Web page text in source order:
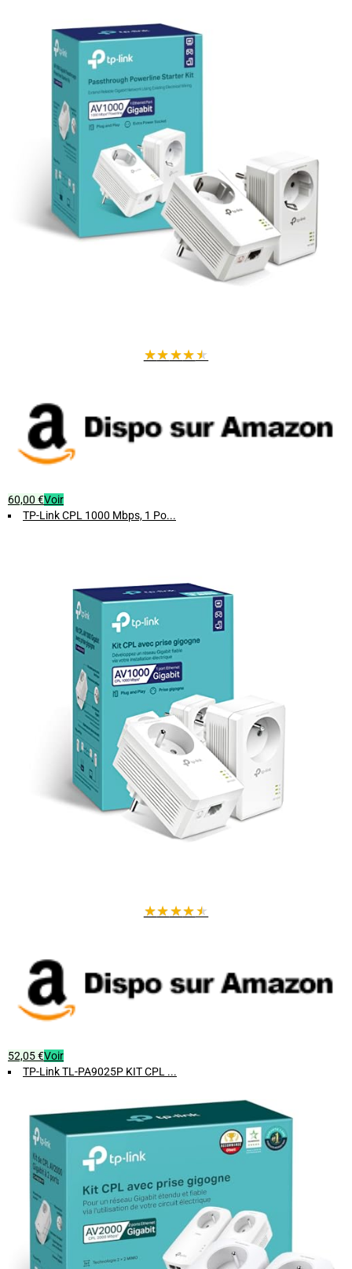
prises électriques, sans travaux ni câblage supplémentaire.
Optimisation du réseau domestique :
WiFi et améliorez la couverture dans toute la maison.
Pourquoi choisir ce pack ?
Que ce soit pour le télétravail, le streaming ou les jeux en ligne, ce duo
CPL WiFi assure une connexion fiable et performante partout dans
votre logement.
Ne laissez plus les murs ou la distance ralentir votre internet.
★★★★★
60,00 €Voir
TP-Link CPL 1000 Mbps, 1 Po...
★★★★★
52,05 €Voir
TP-Link TL-PA9025P KIT CPL ...